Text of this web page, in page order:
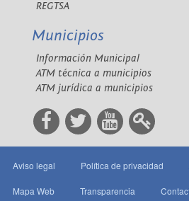
REGTSA
Municipios
Información Municipal
ATM técnica a municipios
ATM jurídica a municipios
Aviso legal Política de privacidad
Mapa Web Transparencia